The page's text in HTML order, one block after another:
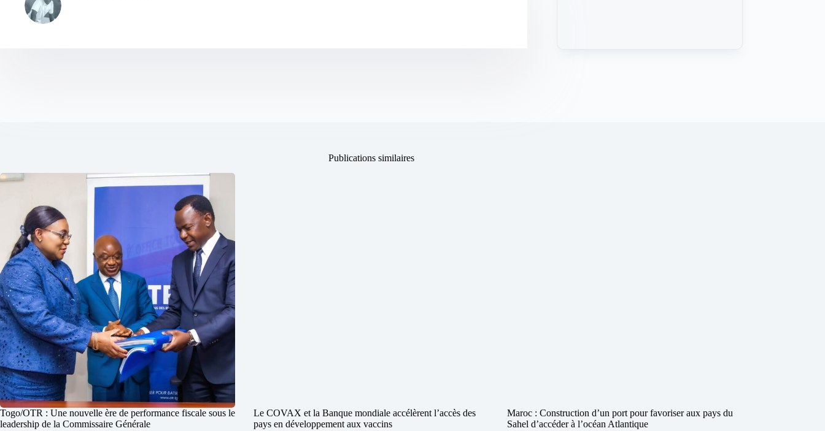
Publications similaires
Togo/OTR : Une nouvelle ère de performance fiscale sous le
leadership de la Commissaire Générale
Le COVAX et la Banque mondiale accélèrent l’accès des
pays en développement aux vaccins
Maroc : Construction d’un port pour favoriser aux pays du
Sahel d’accéder à l’océan Atlantique